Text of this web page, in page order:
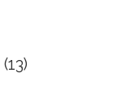
(13)